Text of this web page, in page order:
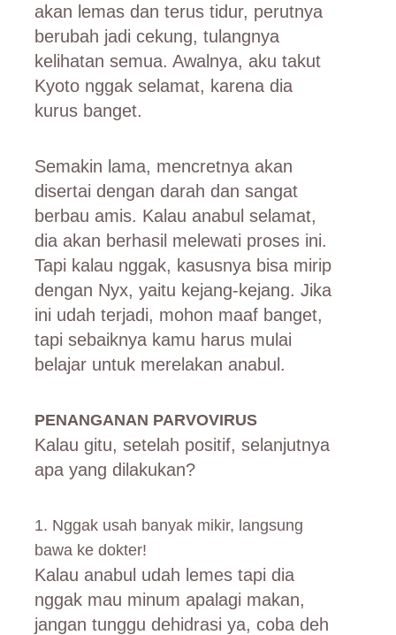
akan lemas dan terus tidur, perutnya
berubah jadi cekung, tulangnya
kelihatan semua. Awalnya, aku takut
Kyoto nggak selamat, karena dia
kurus banget.
Semakin lama, mencretnya akan
disertai dengan darah dan sangat
berbau amis. Kalau anabul selamat,
dia akan berhasil melewati proses ini.
Tapi kalau nggak, kasusnya bisa mirip
dengan Nyx, yaitu kejang-kejang. Jika
ini udah terjadi, mohon maaf banget,
tapi sebaiknya kamu harus mulai
belajar untuk merelakan anabul.
PENANGANAN PARVOVIRUS
Kalau gitu, setelah positif, selanjutnya
apa yang dilakukan?
1. Nggak usah banyak mikir, langsung
bawa ke dokter!
Kalau anabul udah lemes tapi dia
nggak mau minum apalagi makan,
jangan tunggu dehidrasi ya, coba deh